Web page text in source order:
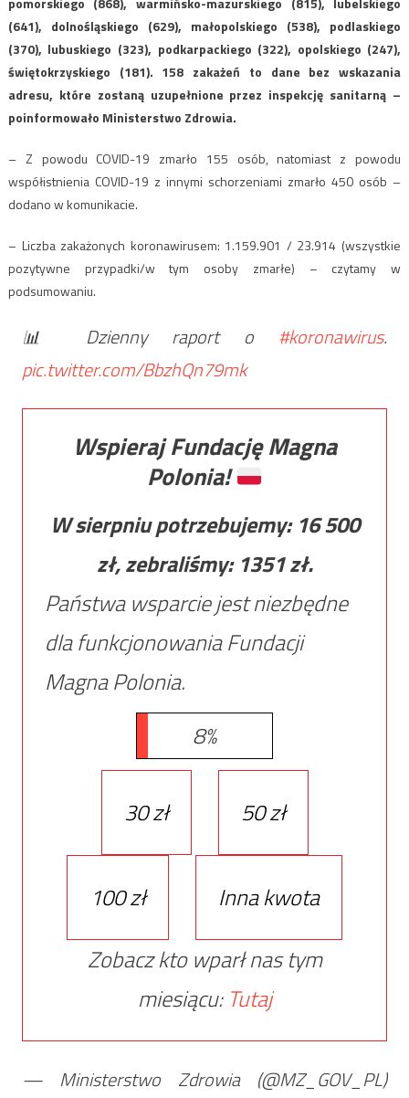
(641), dolnośląskiego (629), małopolskiego (538), podlaskiego
(370), lubuskiego (323), podkarpackiego (322), opolskiego (247),
świętokrzyskiego (181). 158 zakażeń to dane bez wskazania
adresu, które zostaną uzupełnione przez inspekcję sanitarną –
poinformowało Ministerstwo Zdrowia.
– Z powodu COVID-19 zmarło 155 osób, natomiast z powodu
współistnienia COVID-19 z innymi schorzeniami zmarło 450 osób –
dodano w komunikacie.
– Liczba zakażonych koronawirusem: 1.159.901 / 23.914 (wszystkie
pozytywne przypadki/w tym osoby zmarłe) – czytamy w
podsumowaniu.
📊 Dzienny raport o #koronawirus.
pic.twitter.com/BbzhQn79mk
Wspieraj Fundację Magna
Polonia!
W sierpniu potrzebujemy: 16 500
zł, zebraliśmy: 1351zł.
Państwa wsparcie jest niezbędne
dla funkcjonowania Fundacji
Magna Polonia.
8%
30 zł 50 zł
100 zł
Inna kwota
Zobacz kto wparł nas tym
miesiącu: Tutaj
— Ministerstwo Zdrowia (@MZ_GOV_PL)